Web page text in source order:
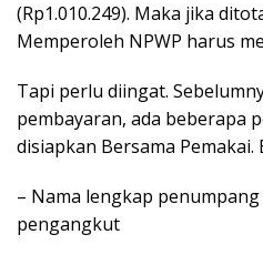
(Rp1.010.249). Maka jika
Memperoleh NPWP harus
Tapi perlu diingat.
pembayaran, ada beberapa
disiapkan Bersama
– Nama lengkap
pengangkut